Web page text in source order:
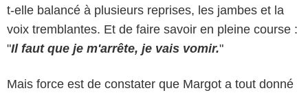
t-elle balancé à plusieurs reprises, les jambes et la
voix tremblantes. Et de faire savoir en pleine course :
"Il faut que je m'arrête, je vais vomir."
Mais force est de constater que Margot a tout donné
Capture d'écran live Star Academy MY TF1 Max